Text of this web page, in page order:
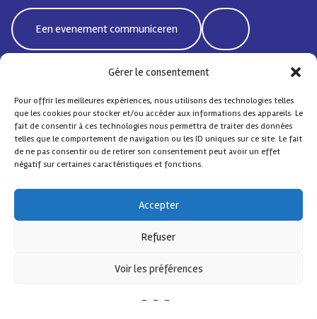
Gérer le consentement
Pour offrir les meilleures expériences, nous utilisons des technologies telles
que les cookies pour stocker et/ou accéder aux informations des appareils. Le
fait de consentir à ces technologies nous permettra de traiter des données
telles que le comportement de navigation ou les ID uniques sur ce site. Le fait
de ne pas consentir ou de retirer son consentement peut avoir un effet
négatif sur certaines caractéristiques et fonctions.
Accepter
Refuser
Voir les préférences
Een evenement communiceren
Bd Emile Jacqmain 95 | 1000 Brussel - België
coordisocialebxlnord@protonmail.com
Sociale Coördinatie Noord